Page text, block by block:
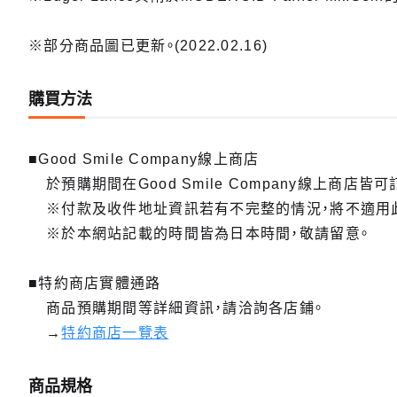
※部分商品圖已更新。(2022.02.16)
購買方法
■Good Smile Company線上商店
於預購期間在Good Smile Company線上商店皆可訂
※付款及收件地址資訊若有不完整的情況，將不適用
※於本網站記載的時間皆為日本時間，敬請留意。
■特約商店實體通路
商品預購期間等詳細資訊，請洽詢各店鋪。
→特約商店一覽表
商品規格